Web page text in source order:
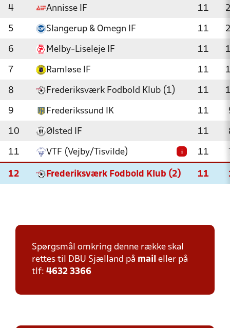
4 Annisse IF 11
5 Slangerup & Omegn IF 11
6 Melby-Liseleje IF 11
7 Ramløse IF 11
8 Frederiksværk Fodbold Klub (1) 11
9 Frederikssund IK 11
10 Ølsted IF 11
11 VTF (Vejby/Tisvilde) i 11
12 Frederiksværk Fodbold Klub (2) 11
Spørgsmål omkring denne række skal
rettes til DBU Sjælland på mail eller på
tlf: 4632 3366